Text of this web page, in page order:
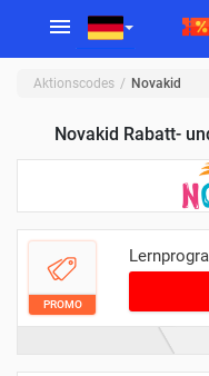
Aktionscodes Novakid
Novakid Rabatt-
PROMO